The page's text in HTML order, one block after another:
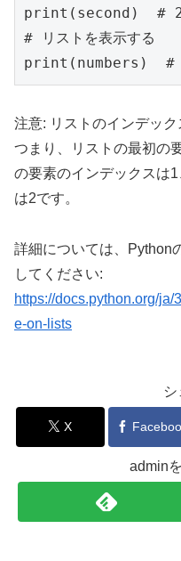
print (second) #
# リストを表示する
print (numbers)
注意: リストのインデック
つまり、リストの最初の
の要素のインデックスは
は2です。
詳細については、Python
してください:
https://docs.python.org/
e-on-lists
シ
X
admin